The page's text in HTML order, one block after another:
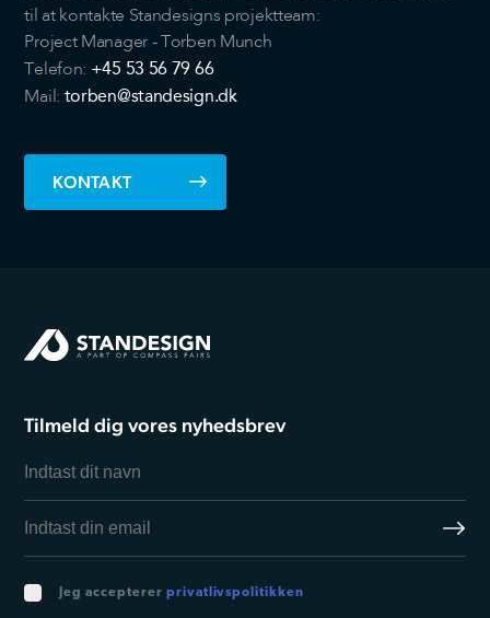
til at kontakte Standesigns projektteam:
Project Manager - Torben Munch
Telefon: +45 53 56 79 66
Mail: torben@standesign.dk
KONTAKT
Tilmeld dig vores nyhedsbrev
Jeg accepterer privatlivspolitikken